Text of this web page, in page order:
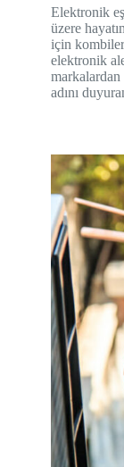
Elektronik
üzere
için
elektronik
markalardan
adını